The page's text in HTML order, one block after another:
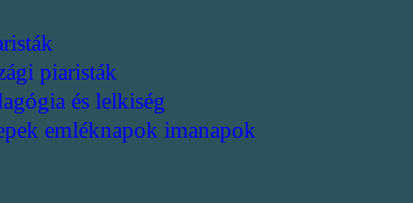
piaristák
és lelkiség
emléknapok imanapok